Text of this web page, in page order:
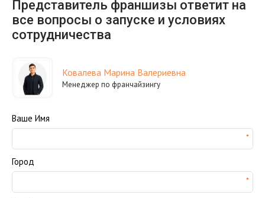
Представитель франшизы ответит на
все вопросы о запуске и условиях
сотрудничества
Ковалева Марина Валериевна
Менеджер по франчайзингу
Ваше Имя
Город